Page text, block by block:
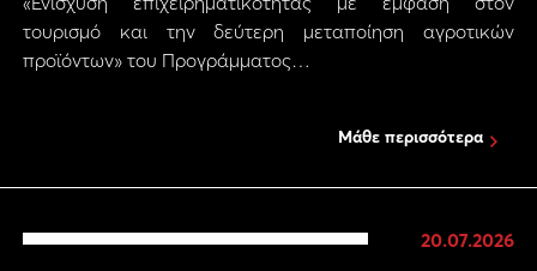
τουρισμό και την δεύτερη μεταποίηση αγροτικών
προϊόντων» του Προγράμματος…
Μάθε περισσότερα
20.07.2026